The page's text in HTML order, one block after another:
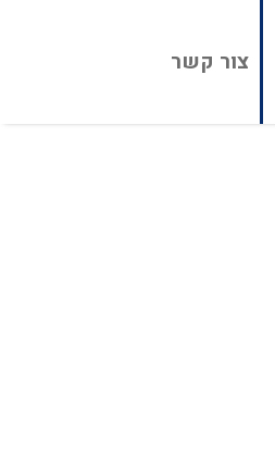
צור קשר